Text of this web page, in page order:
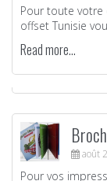
Pour toute votre
offset Tunisie
Read more...
août
Pour vos